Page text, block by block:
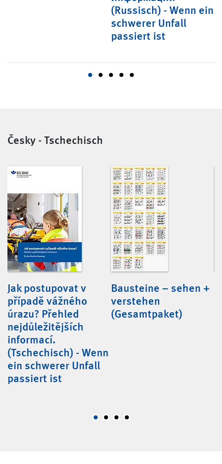
(Russisch) - Wenn ein
schwerer Unfall
passiert ist
Česky - Tschechisch
Jak postupovat v
případě vážného
úrazu? Přehled
nejdůležitějších
informací.
(Tschechisch) - Wenn
ein schwerer Unfall
passiert ist
Bausteine – sehen +
verstehen
(Gesamtpaket)